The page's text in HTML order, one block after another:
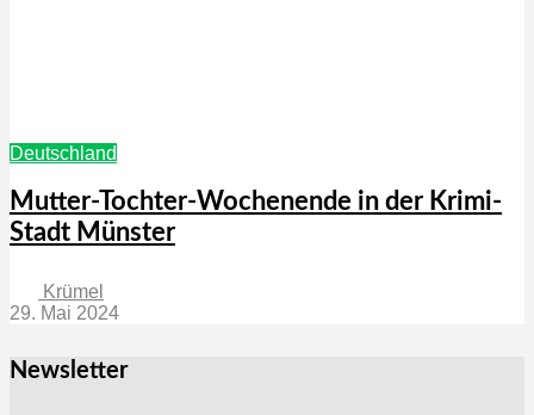
Deutschland
Mutter-Tochter-Wochenende in der Krimi-
Stadt Münster
Krümel
29. Mai 2024
Newsletter